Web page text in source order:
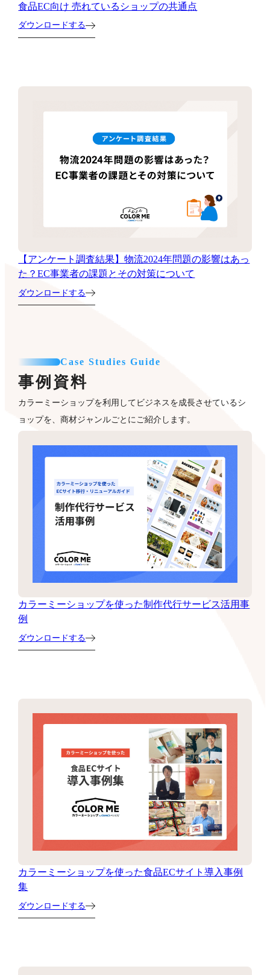
食品EC向け 売れているショップの共通点
ダウンロードする
【アンケート調査結果】物流2024年問題の影響はあっ
た？EC事業者の課題とその対策について
ダウンロードする
Case Studies Guide
事例資料
カラーミーショップを利用してビジネスを成長させているシ
ョップを、商材ジャンルごとにご紹介します。
カラーミーショップを使った制作代行サービス活用事
例
ダウンロードする
カラーミーショップを使った食品ECサイト導入事例
集
ダウンロードする